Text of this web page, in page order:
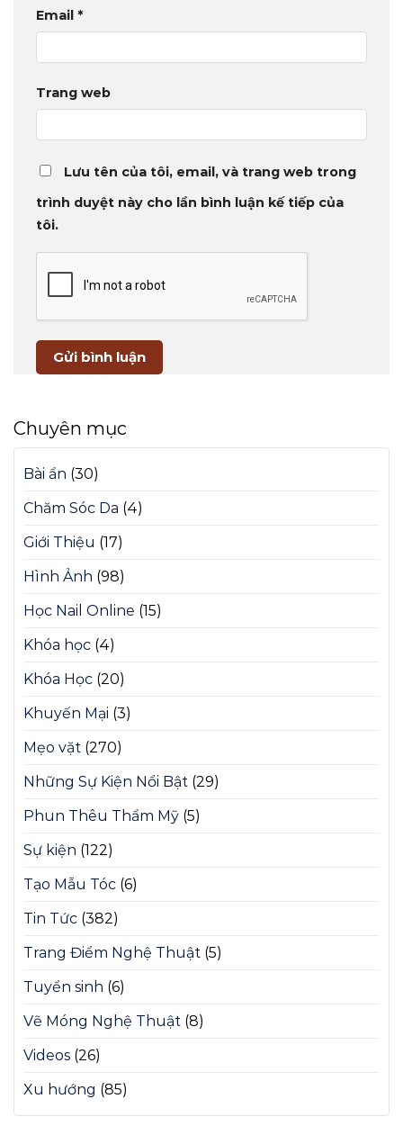
Email *
Trang web
Lưu tên của tôi, email, và trang web trong
trình duyệt này cho lần bình luận kế tiếp của
tôi.
Chuyên mục
Bài ẩn (30)
Chăm Sóc Da (4)
Giới Thiệu (17)
Hình Ảnh (98)
Học Nail Online (15)
Khóa học (4)
Khóa Học (20)
Khuyến Mại (3)
Mẹo vặt (270)
Những Sự Kiện Nổi Bật (29)
Phun Thêu Thẩm Mỹ (5)
Sự kiện (122)
Tạo Mẫu Tóc (6)
Tin Tức (382)
Trang Điểm Nghệ Thuật (5)
Tuyển sinh (6)
Vẽ Móng Nghệ Thuật (8)
Videos (26)
Xu hướng (85)